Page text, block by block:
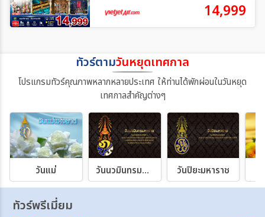
14,999
ทัวร์ตามวันหยุดเทศกาล
โปรแกรมทัวร์คุณภาพหลากหลายประเทศ ให้ท่านได้พักผ่อนในวันหยุด
เทศกาลสำคัญต่างๆ
วันแม่ วันนวมินทรมหาราช วันปิยะมหาราช
ทัวร์พรีเมี่ยม